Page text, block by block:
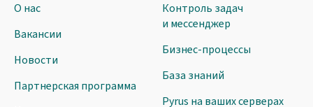
О нас
Вакансии
Новости
Партнерская программа
Контроль задач
и мессенджер
Бизнес-процессы
База знаний
Pyrus на ваших серверах